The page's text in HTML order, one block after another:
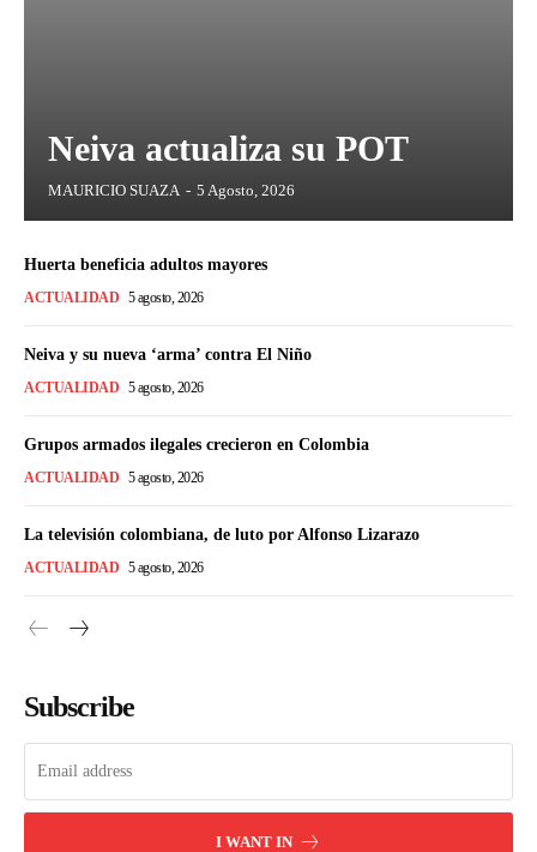
Neiva actualiza su POT
MAURICIO SUAZA - 5 Agosto, 2026
Huerta beneficia adultos mayores
ACTUALIDAD 5 agosto, 2026
Neiva y su nueva ‘arma’ contra El Niño
ACTUALIDAD 5 agosto, 2026
Grupos armados ilegales crecieron en Colombia
ACTUALIDAD 5 agosto, 2026
La televisión colombiana, de luto por Alfonso Lizarazo
ACTUALIDAD 5 agosto, 2026
Subscribe
I WANT IN